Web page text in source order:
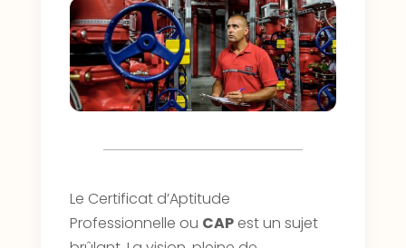
Le Certificat d’Aptitude
Professionnelle ou CAPest un sujet